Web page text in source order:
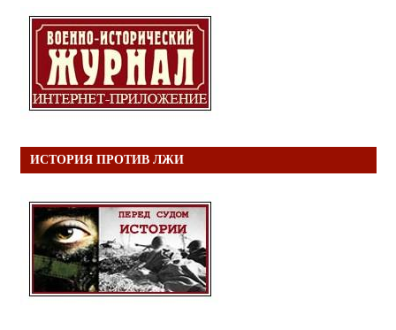
ИСТОРИЯ ПРОТИВ ЛЖИ